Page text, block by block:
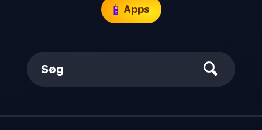
📱 Apps
Søg